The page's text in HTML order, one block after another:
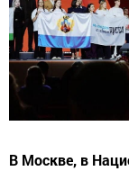
В Москве, в